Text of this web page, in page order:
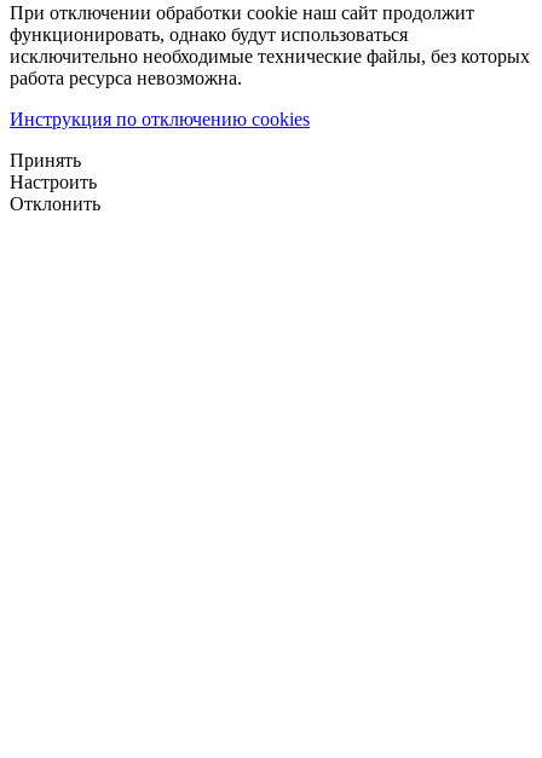
При отключении обработки cookie наш сайт продолжит
функционировать, однако будут использоваться
исключительно необходимые технические файлы, без которых
работа ресурса невозможна.
Инструкция по отключению cookies
Принять
Настроить
Отклонить